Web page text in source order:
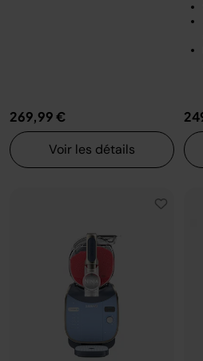
269,99 €
Voir les détails